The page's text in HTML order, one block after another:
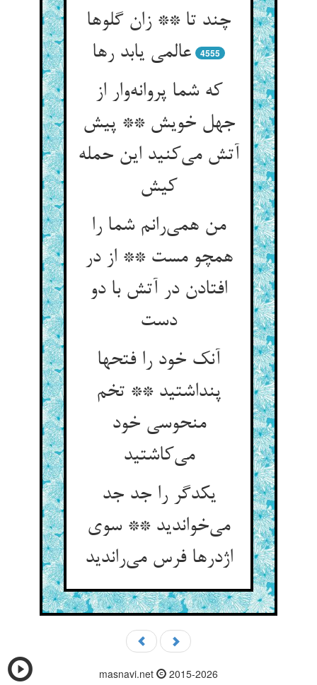
چند تا ** زان گلوها
عالمی یابد رها
4555
که شما پروانه‌وار از
جهل خویش ** پیش
آتش می‌کنید این حمله
کیش
من همی‌رانم شما را
همچو مست ** از در
افتادن در آتش با دو
دست
آنک خود را فتحها
پنداشتید ** تخم
منحوسی خود
می‌کاشتید
یکدگر را جد جد
می‌خواندید ** سوی
اژدرها فرس می‌راندید
masnavi.net 2015-2026